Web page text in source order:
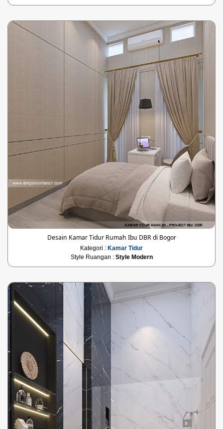
Desain Kamar Tidur Rumah Ibu DBR di Bogor
Kategori : Kamar Tidur
Style Ruangan : Style Modern